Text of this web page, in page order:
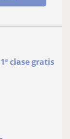
1ª clase gratis